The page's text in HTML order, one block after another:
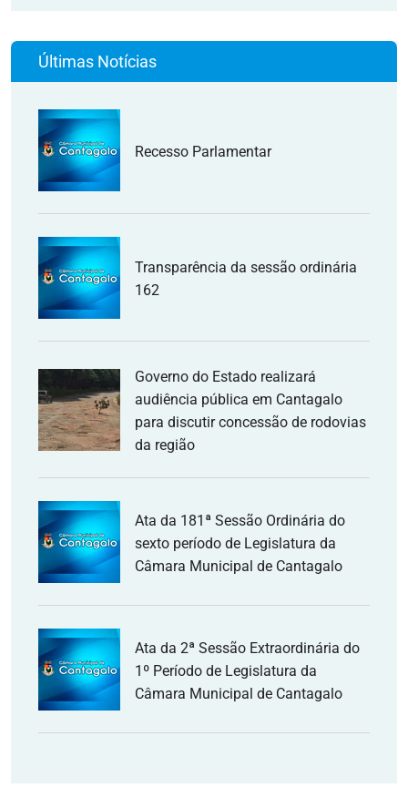
Últimas Notícias
Recesso Parlamentar
Transparência da sessão ordinária
162
Governo do Estado realizará
audiência pública em Cantagalo
para discutir concessão de rodovias
da região
Ata da 181ª Sessão Ordinária do
sexto período de Legislatura da
Câmara Municipal de Cantagalo
Ata da 2ª Sessão Extraordinária do
1º Período de Legislatura da
Câmara Municipal de Cantagalo